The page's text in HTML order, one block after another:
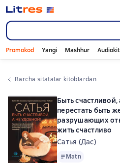
Promokod Yangi Mashhur
Barcha sitatalar kitoblardan
Быть
перестать быть
разрушающих
жить счастливо
Сатья (Дас)
MatnMatn